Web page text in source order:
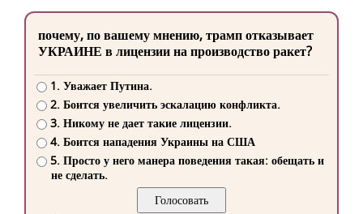
почему, по вашему мнению, трамп отказывает
УКРАИНЕ в лицензии на производство ракет?
1. Уважает Путина.
2. Боится увеличить эскалацию конфликта.
3. Никому не дает такие лицензии.
4. Боится нападения Украины на США
5. Просто у него манера поведения такая: обещать и
не сделать.